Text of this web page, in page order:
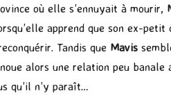
où elle s’ennuyait à mourir,
apprend que son ex-
Tandis que Mavis
alors une relation peu banale
qu’il n’y paraît…